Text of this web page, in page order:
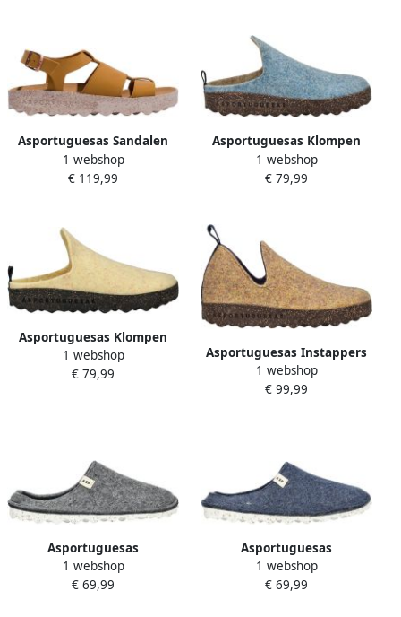
Asportuguesas Sandalen
met sleehak Sandalen
1 webshop
€ 119,99
Asportuguesas Klompen
Pantoffels
1 webshop
€ 79,99
Asportuguesas Klompen
Pantoffels
1 webshop
€ 79,99
Asportuguesas Instappers
Pantoffels
1 webshop
€ 99,99
Asportuguesas
Enkellaarzen Pantoffels
1 webshop
€ 69,99
Asportuguesas
Enkellaarzen Pantoffels
1 webshop
€ 69,99